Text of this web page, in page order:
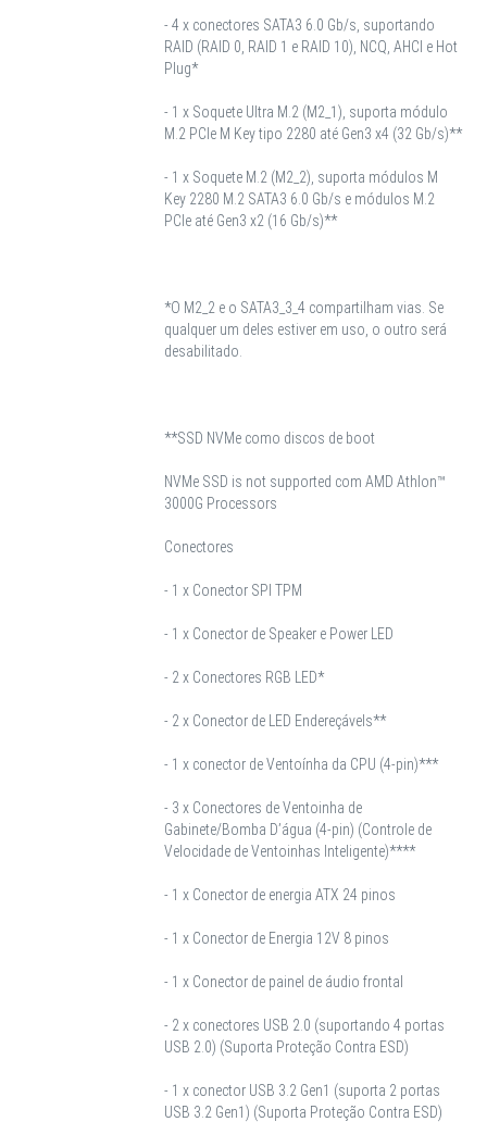
- 4 x conectores SATA3 6.0 Gb/s, suportando
RAID (RAID 0, RAID 1 e RAID 10), NCQ, AHCI e Hot
Plug*
- 1 x Soquete Ultra M.2 (M2_1), suporta módulo
M.2 PCIe M Key tipo 2280 até Gen3 x4 (32 Gb/s)**
- 1 x Soquete M.2 (M2_2), suporta módulos M
Key 2280 M.2 SATA3 6.0 Gb/s e módulos M.2
PCIe até Gen3 x2 (16 Gb/s)**
*O M2_2 e o SATA3_3_4 compartilham vias. Se
qualquer um deles estiver em uso, o outro será
desabilitado.
**SSD NVMe como discos de boot
NVMe SSD is not supported com AMD Athlon™
3000G Processors
Conectores
- 1 x Conector SPI TPM
- 1 x Conector de Speaker e Power LED
- 2 x Conectores RGB LED*
- 2 x Conector de LED Endereçávels**
- 1 x conector de Ventoínha da CPU (4-pin)***
- 3 x Conectores de Ventoinha de
Gabinete/Bomba D’água (4-pin) (Controle de
Velocidade de Ventoinhas Inteligente)****
- 1 x Conector de energia ATX 24 pinos
- 1 x Conector de Energia 12V 8 pinos
- 1 x Conector de painel de áudio frontal
- 2 x conectores USB 2.0 (suportando 4 portas
USB 2.0) (Suporta Proteção Contra ESD)
- 1 x conector USB 3.2 Gen1 (suporta 2 portas
USB 3.2 Gen1) (Suporta Proteção Contra ESD)